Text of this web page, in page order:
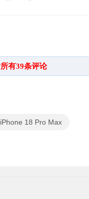
iPhone 18 Pro Max